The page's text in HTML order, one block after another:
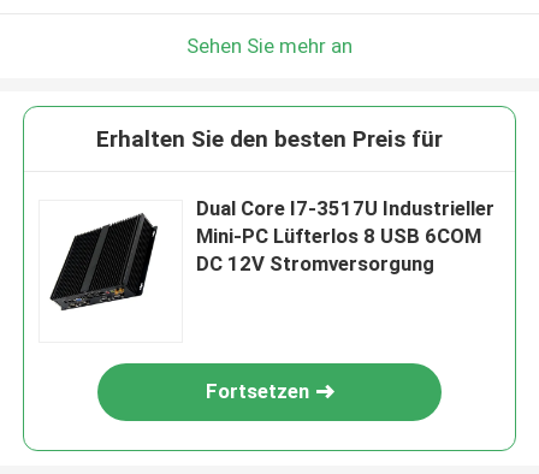
Sehen Sie mehr an
Erhalten Sie den besten Preis für
Dual Core I7-3517U Industrieller
Mini-PC Lüfterlos 8 USB 6COM
DC 12V Stromversorgung
Fortsetzen